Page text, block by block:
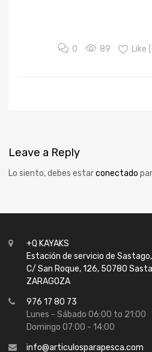
0 89 Like (
Leave a Reply
Lo siento, debes estarconectado
+Q KAYAKS
Estación de servicio de Sastago,
C/ San Roque, 126, 50780
ZARAGOZA
976 17 80 73
Lunes - Sábado 06:00 to 21:00
Domingo 07:00 - 14:00
info@articulosparapesca.com